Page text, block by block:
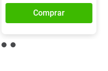
Comprar